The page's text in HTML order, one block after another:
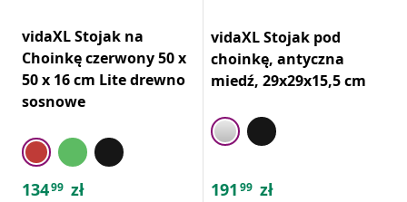
vidaXL Stojak na
Choinkę czerwony 50 x
50 x 16 cm Lite drewno
sosnowe
13499 zł
vidaXL Stojak pod
choinkę, antyczna
miedź, 29x29x15,5 cm
191 99 zł